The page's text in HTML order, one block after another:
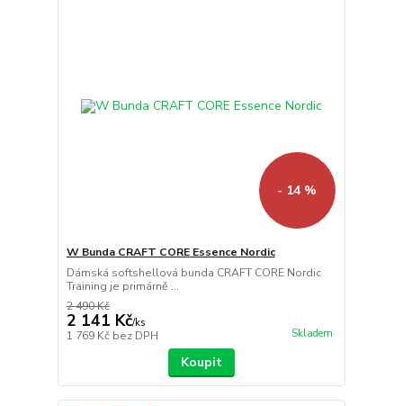
- 14 %
W Bunda CRAFT CORE Essence Nordic
Dámská softshellová bunda CRAFT CORE Nordic
Training je primárně ...
2 490 Kč
2 141 Kč/ks
1 769 Kč bez DPH Skladem
Koupit